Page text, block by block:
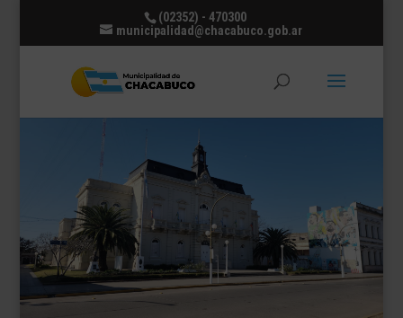
(02352) - 470300
municipalidad@chacabuco.gob.ar